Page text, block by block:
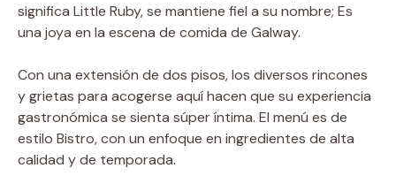
significa Little Ruby, se mantiene fiel a su nombre; Es
una joya en la escena de comida de Galway.
Con una extensión de dos pisos, los diversos rincones
y grietas para acogerse aquí hacen que su experiencia
gastronómica se sienta súper íntima. El menú es de
estilo Bistro, con un enfoque en ingredientes de alta
calidad y de temporada.